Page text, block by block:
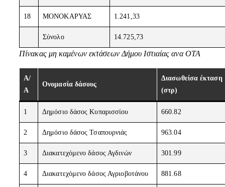
18 ΜΟΝΟΚΑΡΥΑΣ 1.241,33
Σύνολο 14.725,73
Πίνακας μη καμένων εκτάσεων Δήμου Ιστιαίας ανα ΟΤΑ
Α/
Α
Ονομασία δάσους
Διασωθείσα έκταση
(στρ)
1 Δημόσιο δάσος Κυπαρισσίου 660.82
2 Δημόσιο δάσος Τσαπουρνιάς 963.04
3 Διακατεχόμενο δάσος Αγδινών 301.99
4 Διακατεχόμενο δάσος Αγριοβοτάνου 881.68